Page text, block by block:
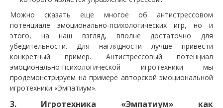
Можно сказать еще многое об антистрессовом
потенциале эмоционально-психологических игр, но и
этого, на наш взгляд, вполне достаточно для
убедительности. Для наглядности лучше привести
конкретный пример. Антистрессовый потенциал
эмоционально-психологической игротехники мы
продемонстрируем на примере авторской эмоциональной
игротехники «Эмпатиум».
3. Игротехника «Эмпатиум» как